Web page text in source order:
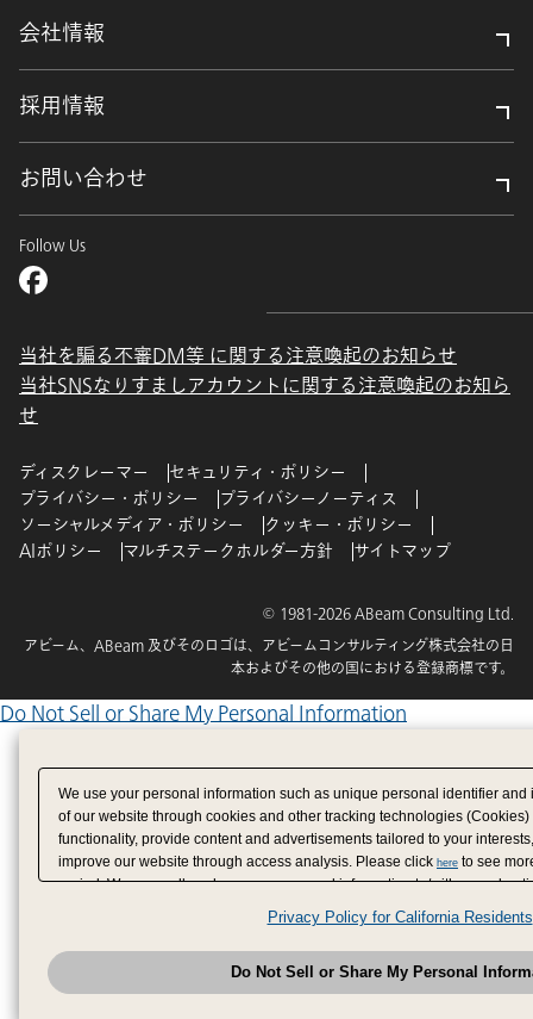
会社情報
採用情報
お問い合わせ
Follow Us
当社を騙る不審DM等 に関する注意喚起のお知らせ
当社SNSなりすましアカウントに関する注意喚起のお知ら
せ
ディスクレーマー
セキュリティ・ポリシー
プライバシー・ポリシー
プライバシーノーティス
ソーシャルメディア・ポリシー
クッキー・ポリシー
AIポリシー
マルチステークホルダー方針 サイトマップ
© 1981-2026 ABeam Consulting Ltd.
アビーム、ABeam 及びそのロゴは、アビームコンサルティング株式会社の日
本およびその他の国における登録商標です。
Do Not Sell or Share My Personal Information
We use your personal information such as unique personal identifier
of our website through cookies and other tracking technologies
functionality, provide content and advertisements tailored to your
improve our website through access analysis. Please click here to see
period. We may sell or share your personal information to/with our
analytics service partners. These partners may combine the data shared
have provided to them or that they have collected from your use of their
analyze and optimize advertisements delivered to you by businesses
have the right to opt out of sale or share of your personal information by
to exercise your right. If we have detected an opt-out
Privacy Policy for California Residents
Do Not Sell or Share My Personal